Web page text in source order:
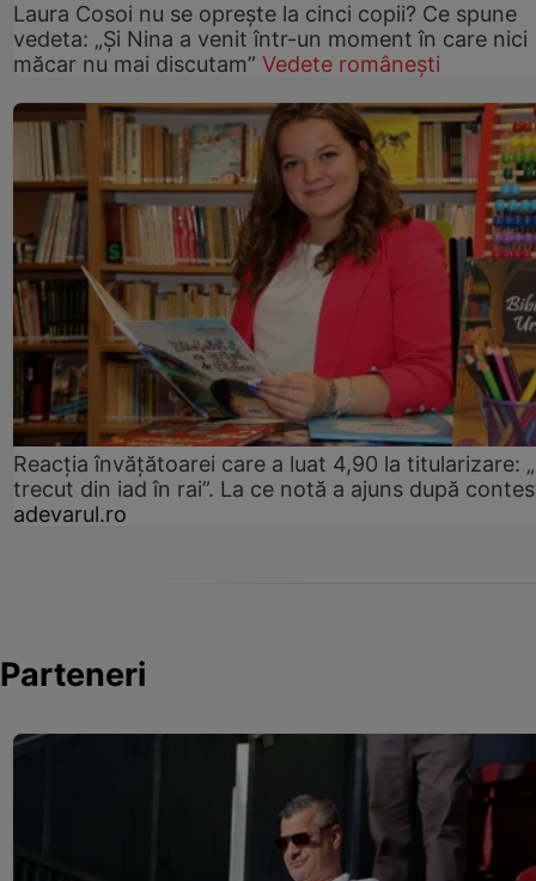
Laura Cosoi nu se oprește la cinci copii? Ce spune
vedeta: „Și Nina a venit într-un moment în care nici
măcar nu mai discutam” Vedete românești
Reacția învățătoarei care a luat 4,90 la titularizare:
trecut din iad în rai”. La ce notă a ajuns după
adevarul.ro
Parteneri